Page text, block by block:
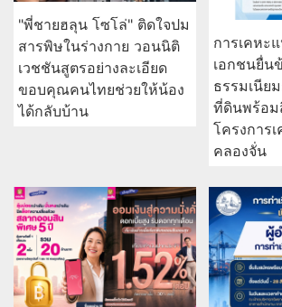
"พี่ชายฮลุน โซโล่" ติดใจปม
สารพิษในร่างกาย วอนนิติ
เวชชันสูตรอย่างละเอียด
ขอบคุณคนไทยช่วยให้น้อง
ได้กลับบ้าน
การเคหะ
เอกชนยื่น
ธรรมเนีย
ที่ดินพร้อม
โครงการ
คลองจั่น